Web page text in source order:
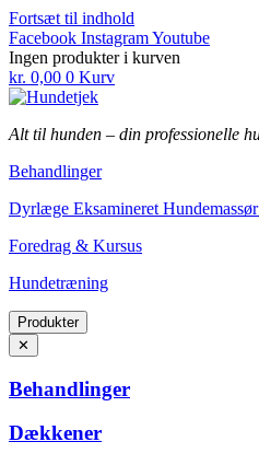
Fortsæt til indhold
Facebook InstagramYoutube
Ingen produkter i kurven
kr. 0,00 0 Kurv
Alt til hunden – din professionelle
Behandlinger
Dyrlæge Eksamineret
Foredrag & Kursus
Hundetræning
Produkter
✕
Behandlinger
Dækkener